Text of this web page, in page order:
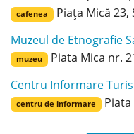
cafenea
Piața Mică 23,
Muzeul de Etnografie
muzeu
Piata Mica nr.
Centru Informare
centru de informare